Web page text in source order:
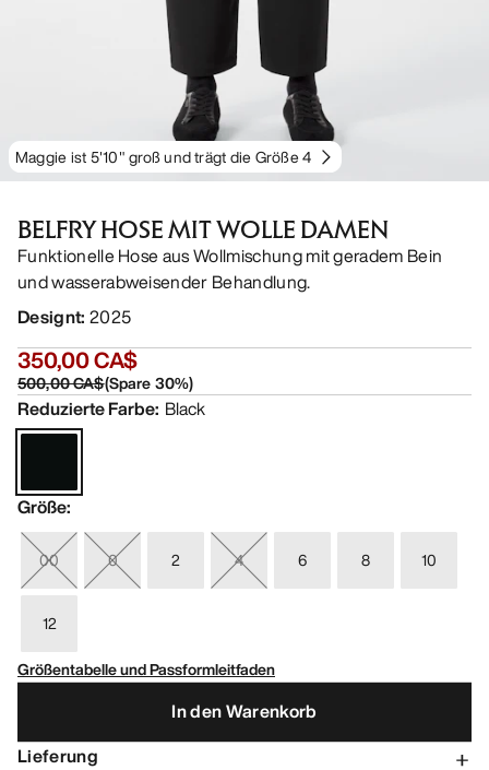
Maggie ist 5'10" groß und trägt die Größe 4
BELFRY HOSE MIT WOLLE DAMEN
Funktionelle Hose aus Wollmischung mit geradem Bein
und wasserabweisender Behandlung.
Designt: 2025
350,00 CA$
500,00 CA$(Spare30%)
Reduzierte Farbe: Black
Größe:
00 0 2 4 6 8 10
12
Größentabelle und Passformleitfaden
In den Warenkorb
Lieferung